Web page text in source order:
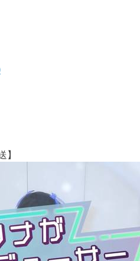
】